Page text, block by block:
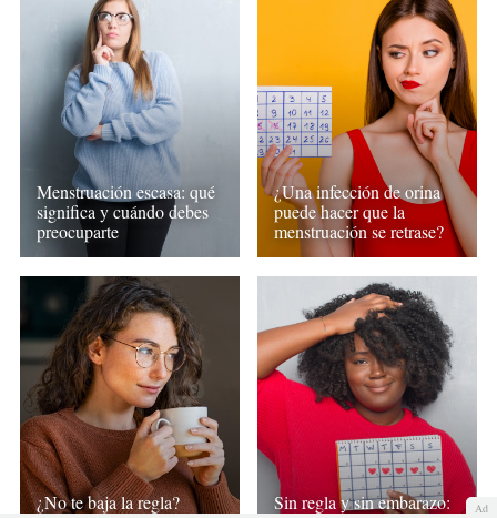
Menstruación escasa: qué
significa y cuándo debes
preocuparte
¿Una infección de orina
puede hacer que la
menstruación se retrase?
¿No te baja la regla?
Sin regla y sin embarazo:
Ad